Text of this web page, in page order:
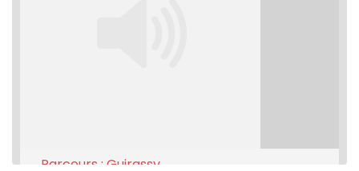
Parcours : Guirassy